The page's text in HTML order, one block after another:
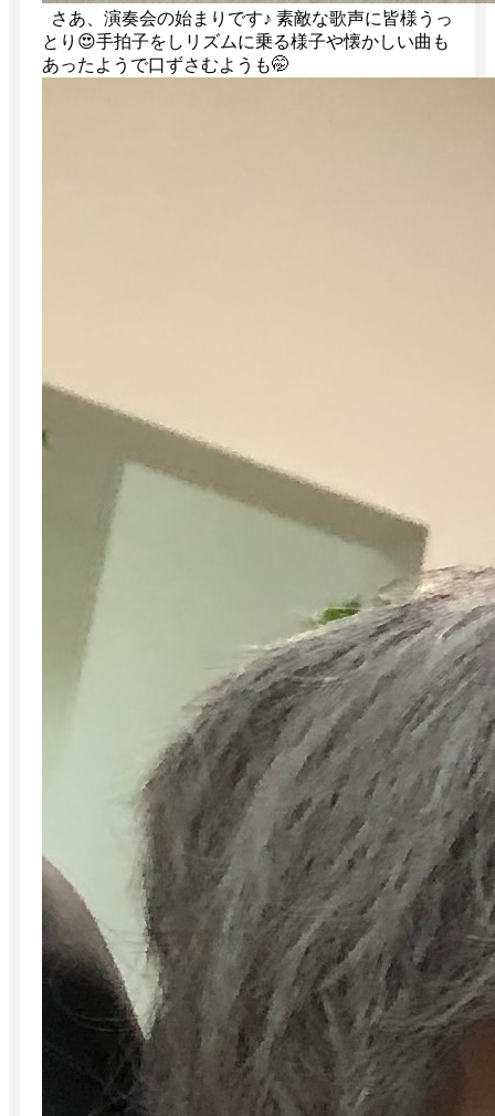
さあ、演奏会の始まりです♪ 素敵な歌声に皆様うっ
とり😍手拍子をしリズムに乗る様子や懐かしい曲も
あったようで口ずさむようも🤭